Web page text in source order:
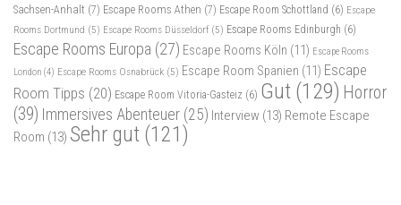
Sachsen-Anhalt (7) Escape Rooms Athen (7) Escape Room Schottland (6) Escape
Rooms Dortmund (5) Escape Rooms Düsseldorf (5) Escape Rooms Edinburgh (6)
Escape Rooms Europa (27) Escape Rooms Köln (11) Escape Rooms
London (4) Escape Rooms Osnabrück (5) Escape Room Spanien (11) Escape
Room Tipps (20) Escape Room Vitoria-Gasteiz (6) Gut (129) Horror
(39) Immersives Abenteuer (25) Interview (13) Remote Escape
Room (13) Sehr gut (121)